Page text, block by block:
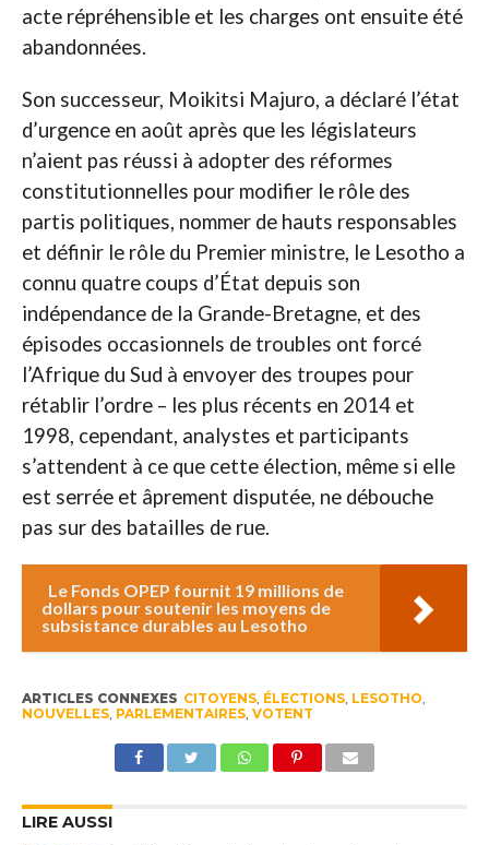
acte répréhensible et les charges ont ensuite été
abandonnées.
Son successeur, Moikitsi Majuro, a déclaré l’état
d’urgence en août après que les législateurs
n’aient pas réussi à adopter des réformes
constitutionnelles pour modifier le rôle des
partis politiques, nommer de hauts responsables
et définir le rôle du Premier ministre, le Lesotho a
connu quatre coups d’État depuis son
indépendance de la Grande-Bretagne, et des
épisodes occasionnels de troubles ont forcé
l’Afrique du Sud à envoyer des troupes pour
rétablir l’ordre – les plus récents en 2014 et
1998, cependant, analystes et participants
s’attendent à ce que cette élection, même si elle
est serrée et âprement disputée, ne débouche
pas sur des batailles de rue.
Le Fonds OPEP fournit 19 millions de
dollars pour soutenir les moyens de
subsistance durables au Lesotho
ARTICLES CONNEXES CITOYENS, ÉLECTIONS, LESOTHO,
NOUVELLES, PARLEMENTAIRES, VOTENT
LIRE AUSSI